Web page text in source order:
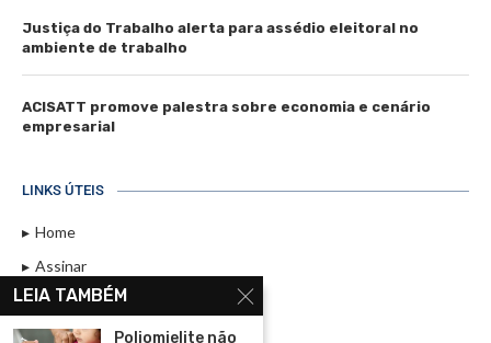
Justiça do Trabalho alerta para assédio eleitoral no
ambiente de trabalho
ACISATT promove palestra sobre economia e cenário
empresarial
LINKS ÚTEIS
Home
Assinar
Contato
Política de Privacidade
LEIA TAMBÉM
Poliomielite não